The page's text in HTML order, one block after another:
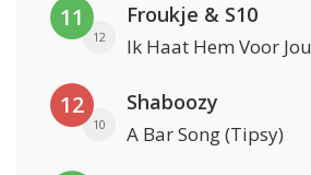
11
12
Froukje & S10
Ik Haat Hem Voor Jou
12
10
Shaboozy
A Bar Song (Tipsy)